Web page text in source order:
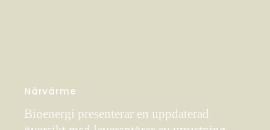
Närvärme
Bioenergi presenterar en uppdaterad